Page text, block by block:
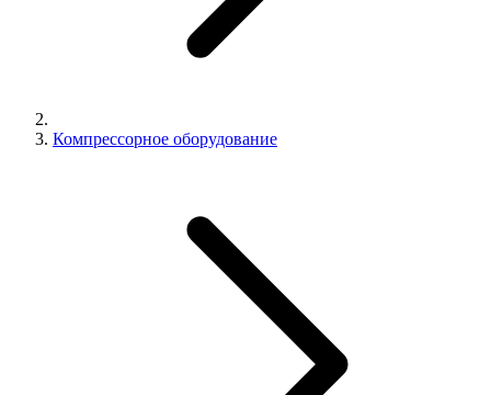
Компрессорное оборудование